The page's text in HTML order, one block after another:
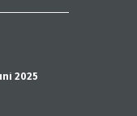
2025